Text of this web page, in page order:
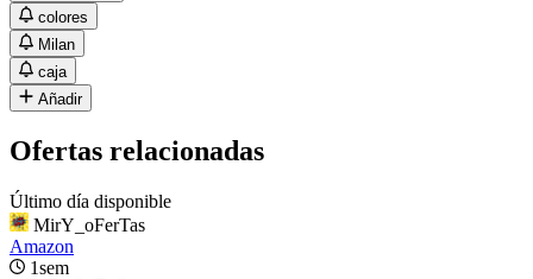
colores
Milan
caja
Añadir
Ofertas relacionadas
Último día disponible
MirY_oFerTas
Amazon
1sem